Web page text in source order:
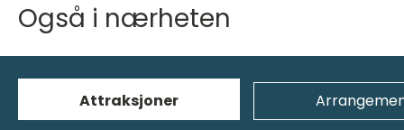
Også i nærheten
Attraksjoner